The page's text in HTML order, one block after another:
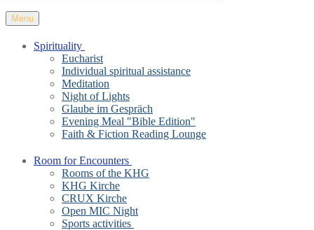
Menu
Spirituality
Eucharist
Individual spiritual assistance
Meditation
Night of Lights
Glaube im Gespräch
Evening Meal "Bible Edition"
Faith & Fiction Reading Lounge
Room for Encounters
Rooms of the KHG
KHG Kirche
CRUX Kirche
Open MIC Night
Sports activities